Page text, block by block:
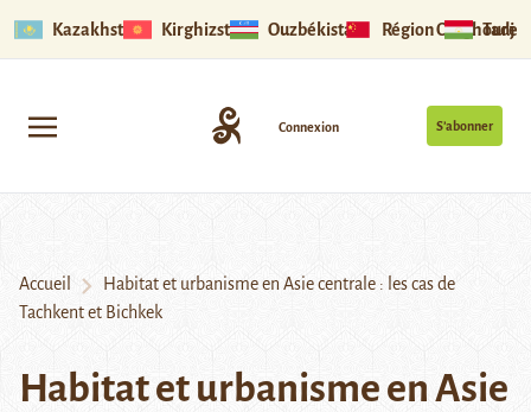
Kazakhstan Kirghizstan Ouzbékistan Région Ouïghoure
S’abonner
Connexion
Accueil
Habitat et urbanisme en Asie centrale : les cas de
Tachkent et Bichkek
Habitat et urbanisme en Asie